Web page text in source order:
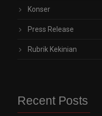
Konser
Press Release
Rubrik Kekinian
Recent Posts